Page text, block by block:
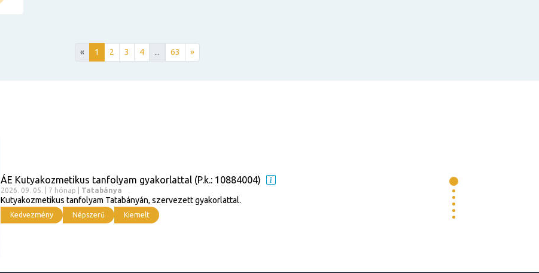
« 1 2 3 4 ... 63 »
ÁE Kutyakozmetikus tanfolyam gyakorlattal (P.k.: 10884004)
2026. 09. 05. | 7 hónap | Tatabánya
Kutyakozmetikus tanfolyam Tatabányán, szervezett gyakorlattal.
Kedvezmény Népszerű Kiemelt